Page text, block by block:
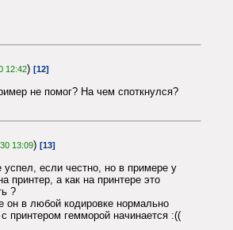
12:42) [12]
не помог? На чем споткнулся?
13:09) [13]
успел, если честно, но в примере у
принтер, а как на принтере это
?
он в любой кодировке нормально
с принтером гемморой начинается :((